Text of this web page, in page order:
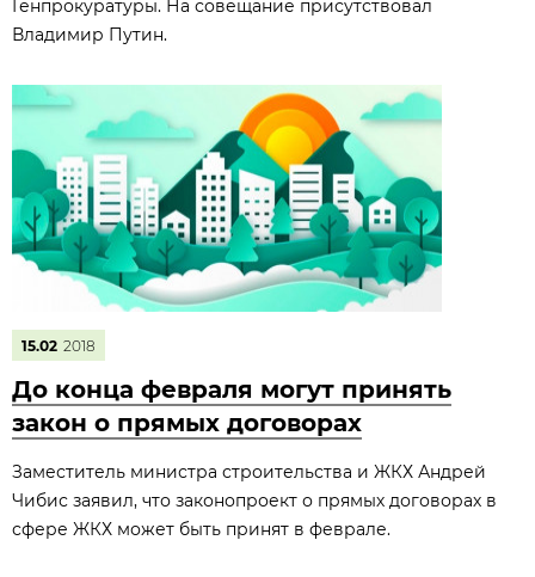
Генпрокуратуры. На совещание присутствовал
Владимир Путин.
15.02 2018
До конца февраля могут принять
закон о прямых договорах
Заместитель министра строительства и ЖКХ Андрей
Чибис заявил, что законопроект о прямых договорах в
сфере ЖКХ может быть принят в феврале.